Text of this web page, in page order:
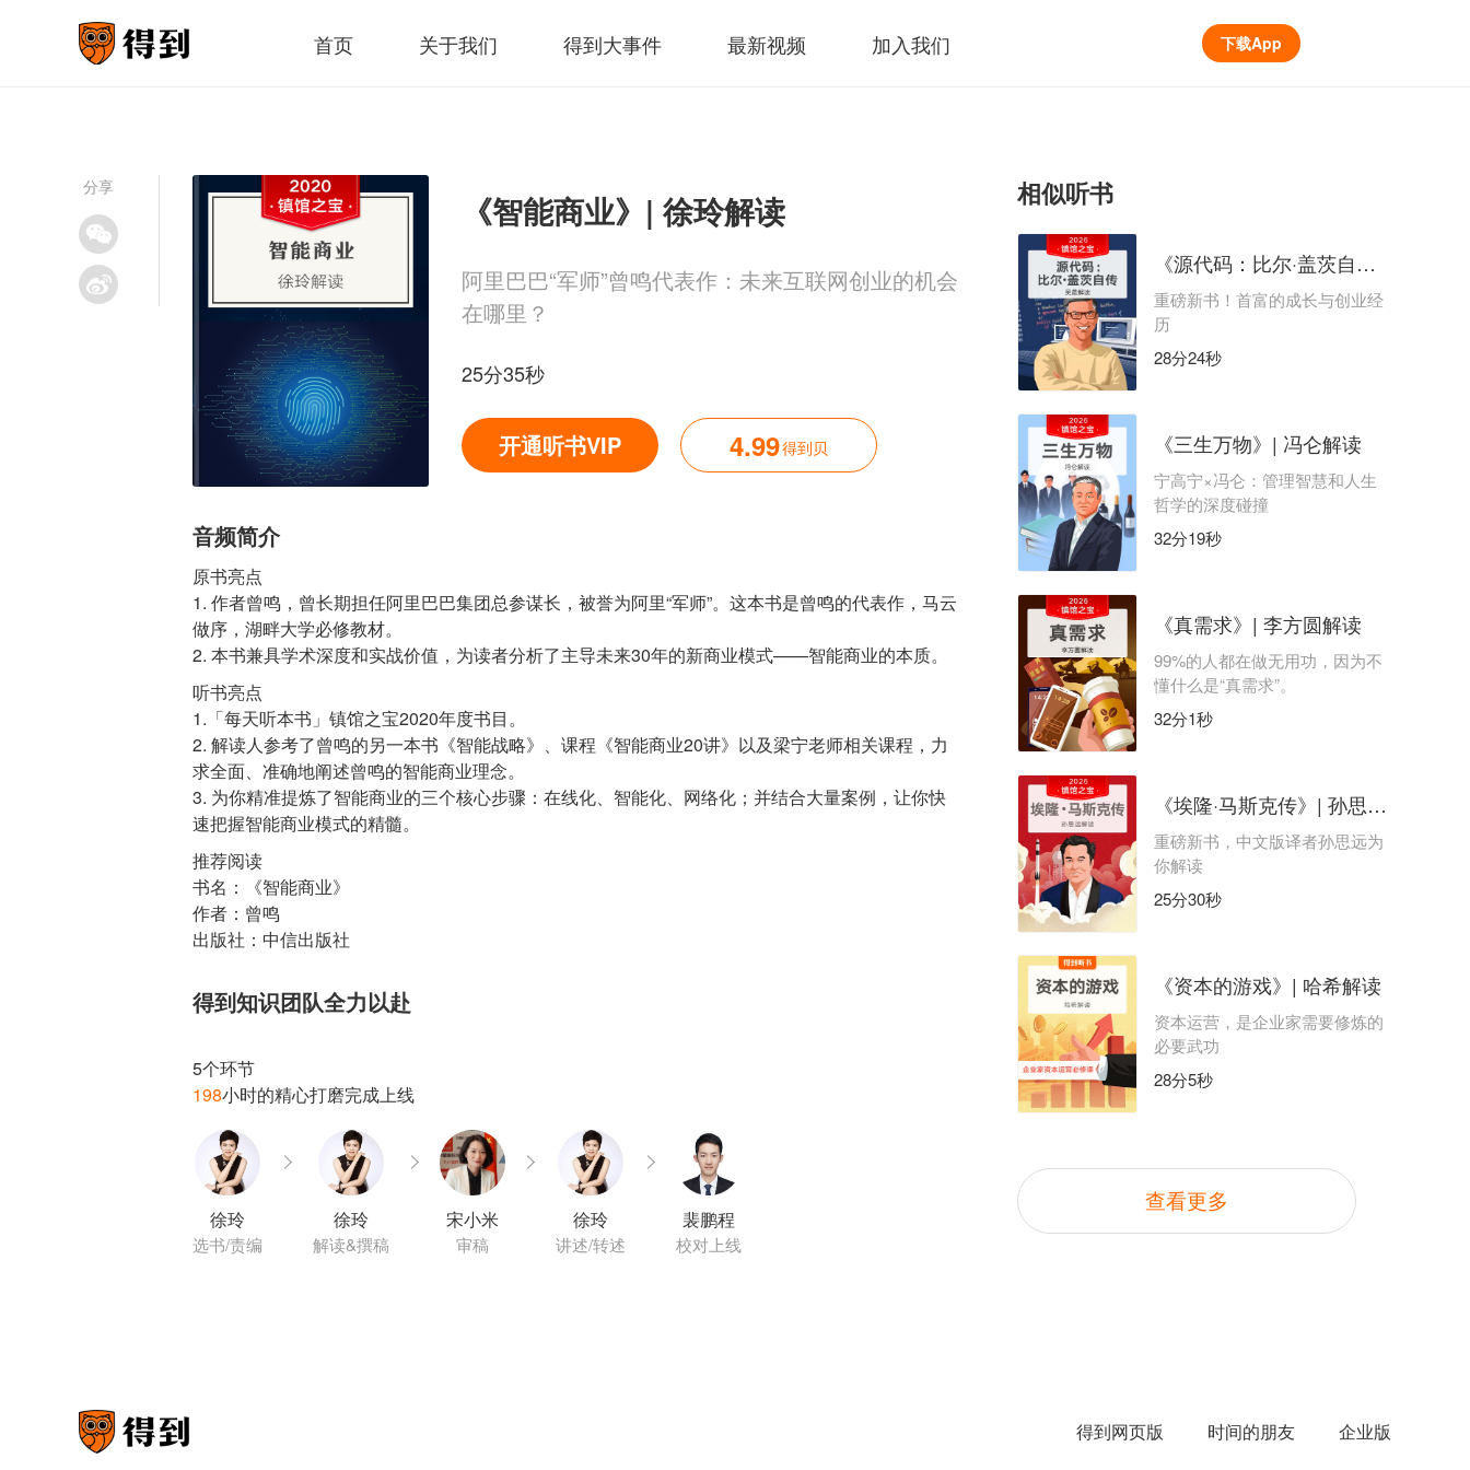
首页 关于我们 得到大事件 最新视频 加入我们 下载App
分享
《智能商业》| 徐玲解读
阿里巴巴“军师”曾鸣代表作：未来互联网创业的机会
在哪里？
25分35秒
开通听书VIP 4.99得到贝
音频简介
原书亮点
1. 作者曾鸣，曾长期担任阿里巴巴集团总参谋长，被誉为阿里“军师”。这本书是曾鸣的代表作，马云
做序，湖畔大学必修教材。
听书亮点
1.「每天听本书」镇馆之宝2020年度书目。
2. 解读人参考了曾鸣的另一本书《智能战略》、课程《智能商业20讲》以及梁宁老师相关课程，力
求全面、准确地阐述曾鸣的智能商业理念。
3. 为你精准提炼了智能商业的三个核心步骤：在线化、智能化、网络化；并结合大量案例，让你快
推荐阅读
书名：《智能商业》
作者：曾鸣
出版社：中信出版社
得到知识团队全力以赴
5个环节
198
小时的精心打磨完成上线
徐玲
选书/责编
徐玲
解读&撰稿
宋小米
审稿
徐玲
讲述/转述
裴鹏程
校对上线
相似听书
《源代码：比尔·盖茨自传》 | 吴晨解读
重磅新书！首富的成长与创业经
历
28分24秒
《三生万物》| 冯仑解读
宁高宁×冯仑：管理智慧和人生
哲学的深度碰撞
32分19秒
《真需求》| 李方圆解读
99%的人都在做无用功，因为不
懂什么是“真需求”。
32分1秒
《埃隆·马斯克传》| 孙思远解读
重磅新书，中文版译者孙思远为
你解读
25分30秒
《资本的游戏》| 哈希解读
资本运营，是企业家需要修炼的
必要武功
28分5秒
查看更多
得到网页版 时间的朋友 企业版